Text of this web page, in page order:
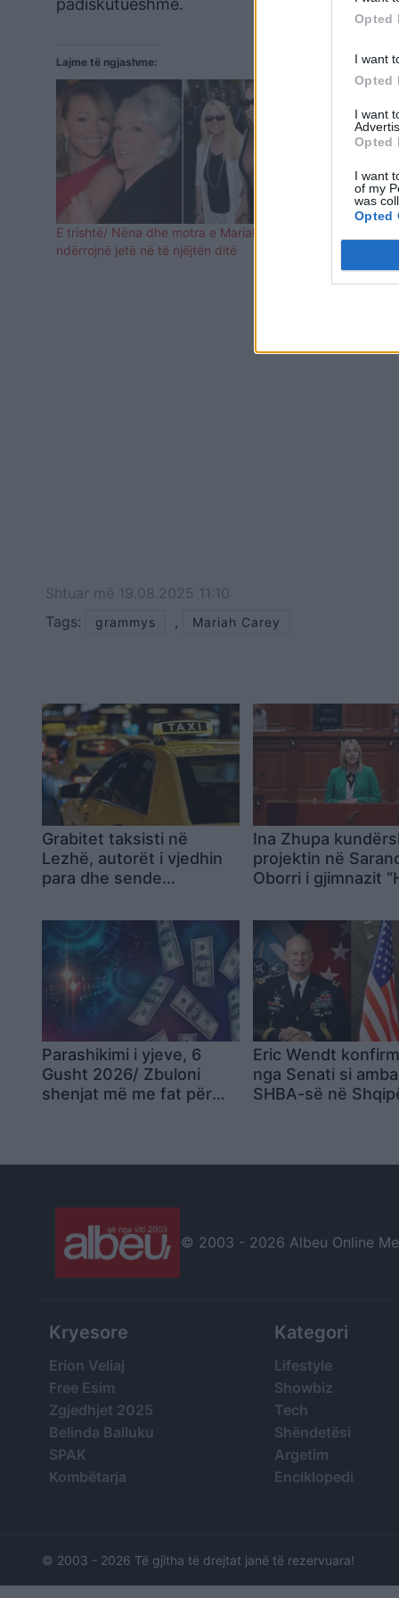
Opted
I want
Opted
I want
Opted
I want
of my
was
Opted
padiskutueshme.
Lajme të ngjashme:
E trishtë/ Nëna dhe motra e Mariah Carey
ndërrojnë jetë në të njëjtën ditë
hitit të saj
You”
Shtuar më 19.08.2025 11:10
Tags:
grammys , Mariah Carey
Grabitet taksisti në
Lezhë, autorët i vjedhin
para dhe sende
Ina Zhupa
projektin në
Oborri i gjimnazit
shndërrohet në
publik
Parashikimi i yjeve, 6
Gusht 2026/ Zbuloni
shenjat më me fat për
Eric Wendt
nga Senati si
SHBA-së në
© 2003 - 2026 Albeu Online
Kryesore
Erion Veliaj
Free Esim
Zgjedhjet 2025
Belinda Balluku
SPAK
Kombëtarja
Kategori
Lifestyle
Showbiz
Tech
Shëndetësi
Argetim
Enciklopedi
© 2003 - 2026 Të gjitha të drejtat janë të rezervuara!